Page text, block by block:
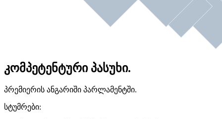
კომპეტენტური პასუხი.
პრემიერის ანგარიში პარლამენტში.
სტუმრები: